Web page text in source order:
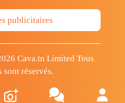
publicitaires
Cava.tn Limited Tous
sont réservés.